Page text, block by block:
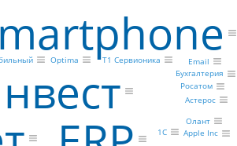
Optima
1С
Т1 Сервионика
Apple Inc
Олант
Астерос
Росатом
Email
Бухгалтерия